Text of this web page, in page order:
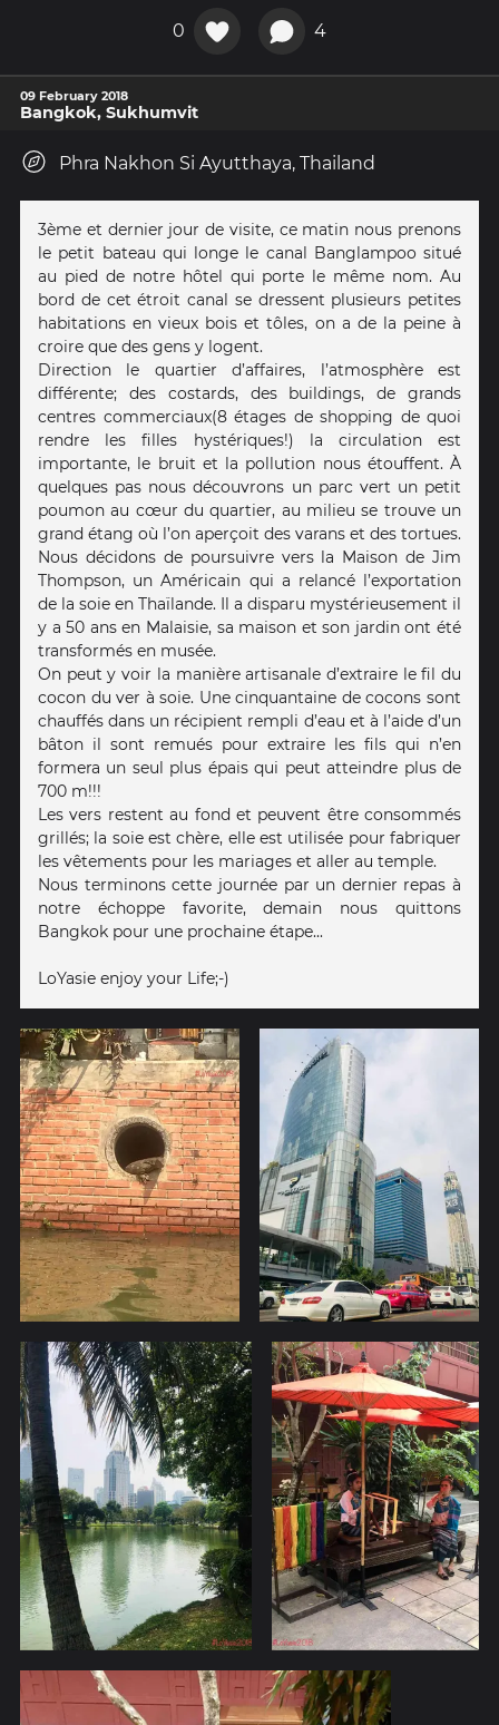
0 4
09 February 2018
Bangkok, Sukhumvit
Phra Nakhon Si Ayutthaya, Thailand
3ème et dernier jour de visite, ce matin nous prenons
le petit bateau qui longe le canal Banglampoo situé
au pied de notre hôtel qui porte le même nom. Au
bord de cet étroit canal se dressent plusieurs petites
habitations en vieux bois et tôles, on a de la peine à
croire que des gens y logent.
Direction le quartier d’affaires, l’atmosphère est
différente; des costards, des buildings, de grands
centres commerciaux(8 étages de shopping de quoi
rendre les filles hystériques!) la circulation est
importante, le bruit et la pollution nous étouffent. À
quelques pas nous découvrons un parc vert un petit
poumon au cœur du quartier, au milieu se trouve un
grand étang où l’on aperçoit des varans et des tortues.
Nous décidons de poursuivre vers la Maison de Jim
Thompson, un Américain qui a relancé l’exportation
de la soie en Thaïlande. Il a disparu mystérieusement il
y a 50 ans en Malaisie, sa maison et son jardin ont été
transformés en musée.
On peut y voir la manière artisanale d’extraire le fil du
cocon du ver à soie. Une cinquantaine de cocons sont
chauffés dans un récipient rempli d’eau et à l’aide d’un
bâton il sont remués pour extraire les fils qui n’en
formera un seul plus épais qui peut atteindre plus de
700 m!!!
Les vers restent au fond et peuvent être consommés
grillés; la soie est chère, elle est utilisée pour fabriquer
les vêtements pour les mariages et aller au temple.
Nous terminons cette journée par un dernier repas à
notre échoppe favorite, demain nous quittons
Bangkok pour une prochaine étape...
LoYasie enjoy your Life;-)